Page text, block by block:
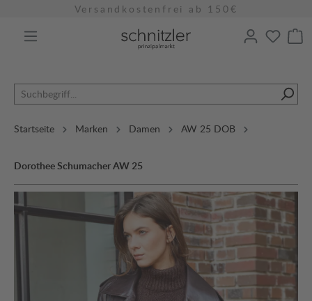
Versandkostenfrei ab 150€
Startseite Marken Damen AW 25 DOB
Dorothee Schumacher AW 25